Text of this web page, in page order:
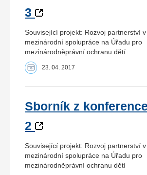
3
Související projekt: Rozvoj partnerství
mezinárodní spolupráce na Úřadu pro
mezinárodněprávní ochranu dětí
23. 04. 2017
Sborník z
2
Související projekt: Rozvoj partnerství
mezinárodní spolupráce na Úřadu pro
mezinárodněprávní ochranu dětí